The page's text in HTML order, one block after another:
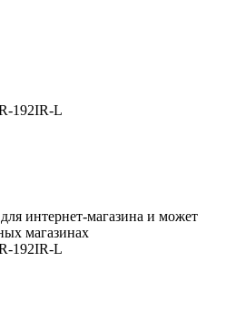
192IR-L
интернет-магазина и может
магазинах
192IR-L